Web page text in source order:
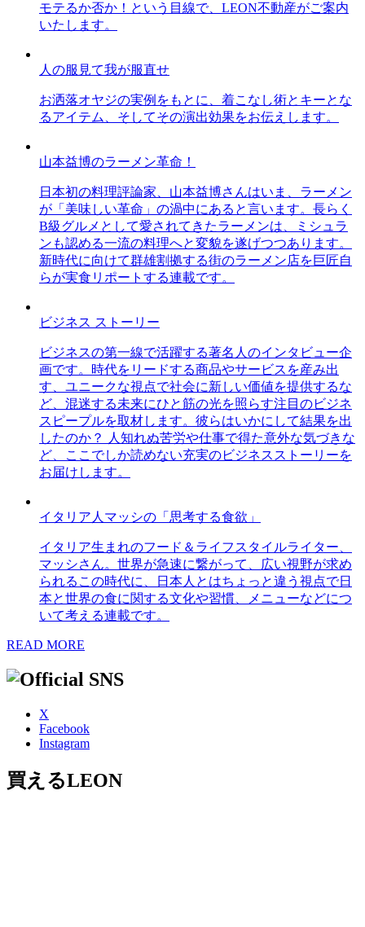
モテるか否か！という目線で、LEON不動産がご案内
いたします。
人の服見て我が服直せ
お洒落オヤジの実例をもとに、着こなし術とキーとな
るアイテム、そしてその演出効果をお伝えします。
山本益博のラーメン革命！
日本初の料理評論家、山本益博さんはいま、ラーメン
が「美味しい革命」の渦中にあると言います。長らく
B級グルメとして愛されてきたラーメンは、ミシュラ
ンも認める一流の料理へと変貌を遂げつつあります。
新時代に向けて群雄割拠する街のラーメン店を巨匠自
らが実食リポートする連載です。
ビジネス ストーリー
ビジネスの第一線で活躍する著名人のインタビュー企
画です。時代をリードする商品やサービスを産み出
す、ユニークな視点で社会に新しい価値を提供するな
ど、混迷する未来にひと筋の光を照らす注目のビジネ
スピープルを取材します。彼らはいかにして結果を出
したのか？ 人知れぬ苦労や仕事で得た意外な気づきな
ど、ここでしか読めない充実のビジネスストーリーを
お届けします。
イタリア人マッシの「思考する食欲」
イタリア生まれのフード＆ライフスタイルライター、
マッシさん。世界が急速に繋がって、広い視野が求め
られるこの時代に、日本人とはちょっと違う視点で日
本と世界の食に関する文化や習慣、メニューなどにつ
いて考える連載です。
READ MORE
X
Facebook
Instagram
買えるLEON